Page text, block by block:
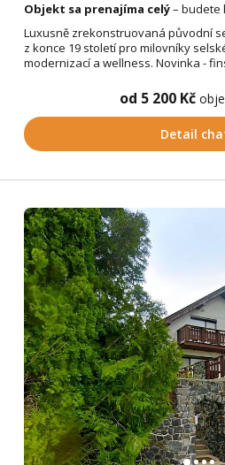
Objekt sa prenajíma celý– budete
Luxusně zrekonstruovaná původní
z konce 19 století pro milovníky
modernizací a wellness. Novinka -
od 5 200 Kč
Detail